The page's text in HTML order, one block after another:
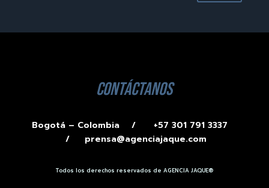
contáctanos
Bogotá – Colombia /
+57 301 791 3337
/ prensa@agenciajaque.com
Todos los derechos reservados de AGENCIA JAQUE®